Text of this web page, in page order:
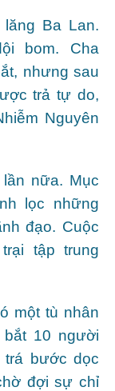
Ba Lan.
bom. Cha
nhưng sau
trả tự do,
Nguyên
nữa. Mục
lọc những
đạo. Cuộc
tập trung
một tù nhân
10 người
trá bước dọc
đợi sự chỉ